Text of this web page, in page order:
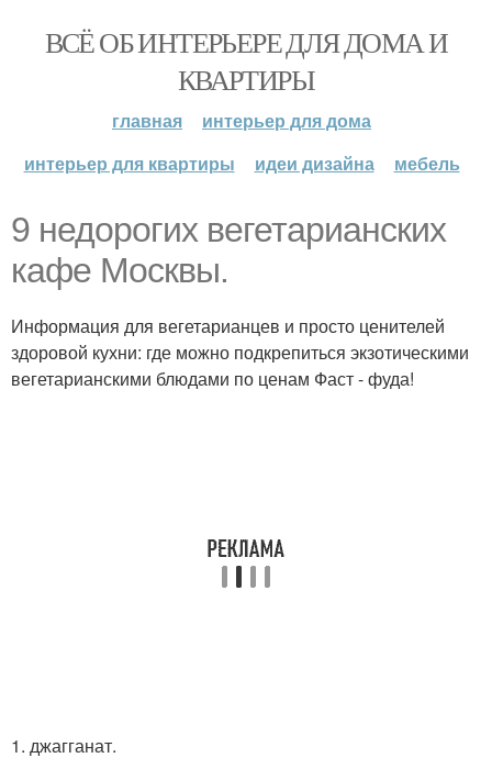
ВСЁ ОБ ИНТЕРЬЕРЕ ДЛЯ ДОМА И
КВАРТИРЫ
главная
интерьер для дома
интерьер для квартиры
идеи дизайна мебель
9 недорогих вегетарианских
кафе Москвы.
Информация для вегетарианцев и просто ценителей
здоровой кухни: где можно подкрепиться экзотическими
вегетарианскими блюдами по ценам Фаст - фуда!
1. джагганат.